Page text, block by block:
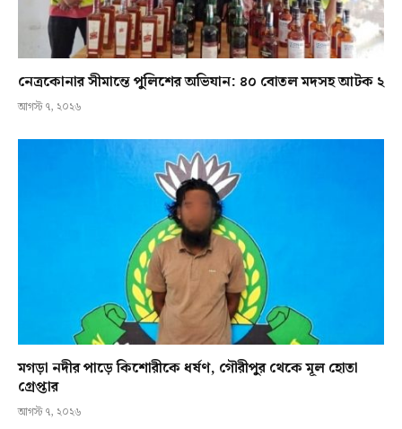
নেত্রকোনার সীমান্তে পুলিশের অভিযান: ৪০ বোতল মদসহ আটক ২
আগস্ট ৭, ২০২৬
মগড়া নদীর পাড়ে কিশোরীকে ধর্ষণ, গৌরীপুর থেকে মূল হোতা
গ্রেপ্তার
আগস্ট ৭, ২০২৬